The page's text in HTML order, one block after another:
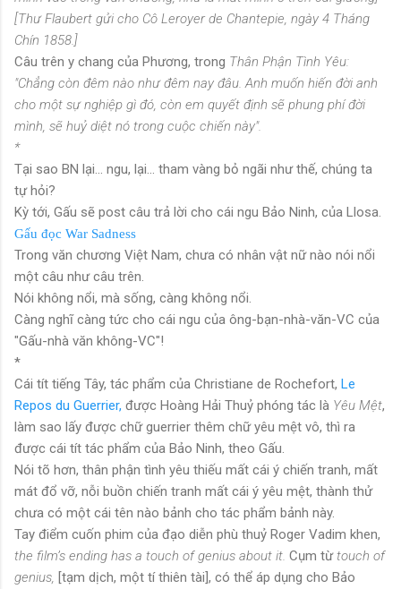
[Thư Flaubert gửi cho Cô Leroyer de Chantepie, ngày 4 Tháng
Chín 1858.]
Câu trên y chang của Phương, trong Thân Phận Tình Yêu:
"Chẳng còn đêm nào như đêm nay đâu. Anh muốn hiến đời anh
cho một sự nghiệp gì đó, còn em quyết định sẽ phung phí đời
mình, sẽ huỷ diệt nó trong cuộc chiến này".
*
Tại sao BN lại... ngu, lại... tham vàng bỏ ngãi như thế, chúng ta
tự hỏi?
Kỳ tới, Gấu sẽ post câu trả lời cho cái ngu Bảo Ninh, của Llosa.
Gấu đọc War Sadness
Trong văn chương Việt Nam, chưa có nhân vật nữ nào nói nổi
một câu như câu trên.
Nói không nổi, mà sống, càng không nổi.
Càng nghĩ càng tức cho cái ngu của ông-bạn-nhà-văn-VC của
"Gấu-nhà văn không-VC"!
*
Cái tít tiếng Tây, tác phẩm của Christiane de Rochefort, Le
Repos du Guerrier, được Hoàng Hải Thuỷ phóng tác là Yêu Mệt,
làm sao lấy được chữ guerrier thêm chữ yêu mệt vô, thì ra
được cái tít tác phẩm của Bảo Ninh, theo Gấu.
Nói tõ hơn, thân phận tình yêu thiếu mất cái ý chiến tranh, mất
mát đổ vỡ, nỗi buồn chiến tranh mất cái ý yêu mệt, thành thử
chưa có một cái tên nào bảnh cho tác phẩm bảnh này.
Tay điểm cuốn phim của đạo diễn phù thuỷ Roger Vadim khen,
the film’s ending has a touch of genius about it. Cụm từtouch of
genius, [tạm dịch, một tí thiên tài], có thể áp dụng cho Bảo